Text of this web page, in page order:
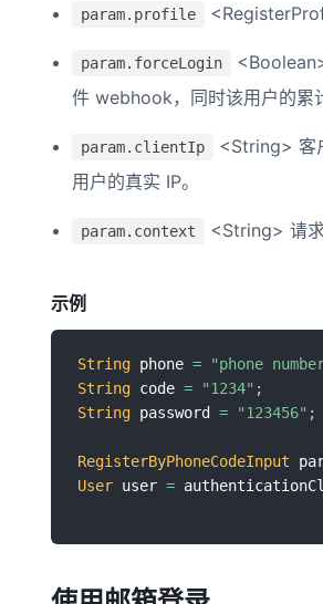
param.profile
param.forceLogin
件 webhook，同时该用户的累
param.clientIp
<String> 客
用户的真实 IP。
param.context <String> 请
示例
String phone = "phone
String code = "1234" ;
String password = "123456" ;
RegisterByPhoneCodeInput
User user =